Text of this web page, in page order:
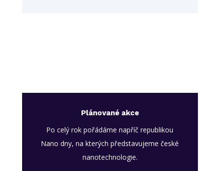
Plánované akce
Po celý rok pořádáme napříč republikou
Nano dny, na kterých představujeme české
nanotechnologie.